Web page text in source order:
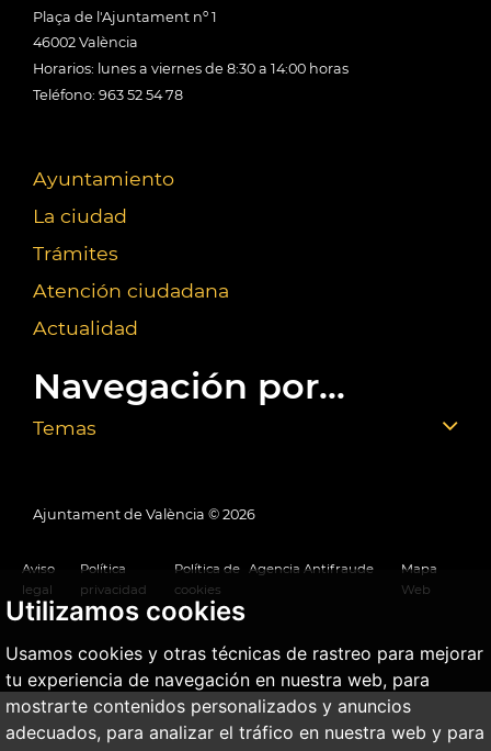
Utilizamos cookies
Usamos cookies y otras técnicas de rastreo para mejorar
tu experiencia de navegación en nuestra web, para
mostrarte contenidos personalizados y anuncios
adecuados, para analizar el tráfico en nuestra web y para
Plaça de l'Ajuntament nº 1
46002 València
Horarios: lunes a viernes de 8:30 a 14:00 horas
Teléfono: 963 52 54 78
Ayuntamiento
La ciudad
Trámites
Atención ciudadana
Actualidad
Navegación por...
Temas
Ajuntament de València © 2026
Aviso
legal
Política
privacidad
Política de
cookies
Agencia Antifraude
Mapa
Web